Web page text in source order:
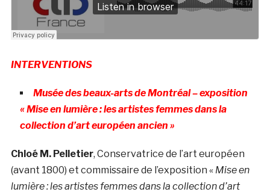
INTERVENTIONS
Musée des beaux-arts de Montréal – exposition
« Mise en lumière : les artistes femmes dans la
collection d’art européen ancien »
Chloé M. Pelletier, Conservatrice de l’art européen
(avant 1800) et commissaire de l’exposition « Mise en
lumière : les artistes femmes dans la collection d’art